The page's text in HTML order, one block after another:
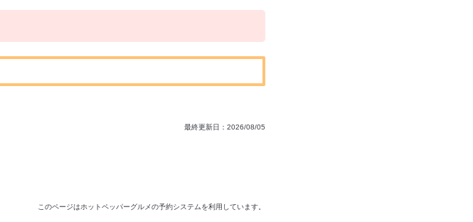
最終更新日：2026/08/05
このページはホットペッパーグルメの予約システムを利用しています。